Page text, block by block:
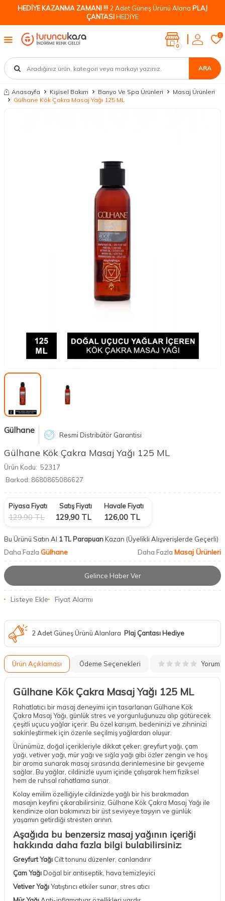
HEDİYE KAZANMA ZAMANI !!! 2 Adet Güneş Ürünü Alana PLAJ
ÇANTASIHEDİYE
ARA
0
0
Anasayfa Kişisel Bakım Banyo Ve Spa Ürünleri
Masaj Ürünleri
Gülhane Kök Çakra Masaj Yağı 125 ML
Gülhane Resmi Distribütör Garantisi
Gülhane Kök Çakra Masaj Yağı 125 ML
Ürün Kodu: 52317
Barkod: 8680865086627
Piyasa Fiyatı
129,90TL
Satış Fiyatı
129,90 TL
Havale Fiyatı
126,00 TL
Bu Ürünü Satın Al 1 TL ParapuanKazan (Üyelikli Alışverişlerde Geçerli)
Daha Fazla Gülhane Daha Fazla Masaj Ürünleri
Gelince Haber Ver
Listeye Ekle Fiyat Alarmı
2 Adet Güneş Ürünü Alanlara Plaj Çantası Hediye
Ürün Açıklaması Ödeme Seçenekleri Yorum
Gülhane Kök Çakra Masaj Yağı 125 ML
Rahatlatıcı bir masaj deneyimi için tasarlanan Gülhane Kök
Çakra Masaj Yağı, günlük stres ve yorgunluğunuzu alıp götürecek
çeşitli uçucu yağlar içerir. Bu özel karışım, bedeninizi ve zihninizi
sakinleştirmek için özenle seçilmiş yağlardan oluşur.
Ürünümüz, doğal içerikleriyle dikkat çeker; greyfurt yağı, çam
yağı, vetiver yağı, mür yağı ve sığla yağı gibi özler zengin ve hoş
bir aroma sunarak masaj sırasında derinlemesine bir gevşeme
sağlar. Bu yağlar, cildinizle uyum içinde çalışarak hem fiziksel
hem de ruhsal rahatlama sunar.
Kolay emilim özelliğiyle cildinizde yağlı bir his bırakmadan
masajın keyfini çıkarabilirsiniz. Gülhane Kök Çakra Masaj Yağı ile
kendinize olan bakımınızı bir üst seviyeye taşıyın ve günlük
yaşamın getirdiği stresten arının.
Aşağıda bu benzersiz masaj yağının içeriği
hakkında daha fazla bilgi bulabilirsiniz:
Greyfurt Yağı Cilt tonunu düzenler, canlandırır
Çam YağıDoğal bir antiseptik, hava temizleyici
Vetiver YağıYatıştırıcı etkiler sunar, stres atıcı